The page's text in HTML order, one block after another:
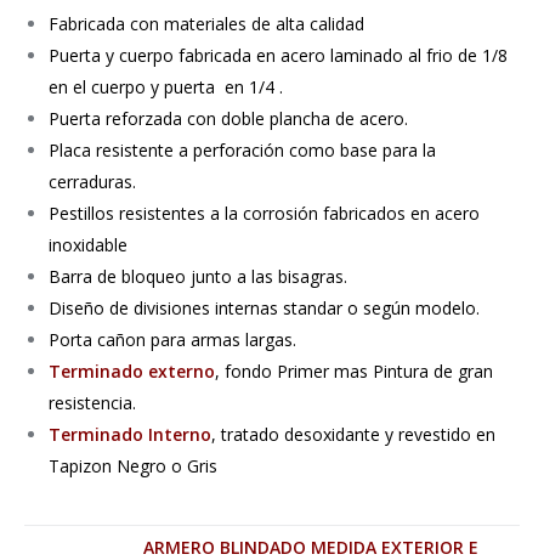
Fabricada con materiales de alta calidad
Puerta y cuerpo fabricada en acero laminado al frio de 1/8
en el cuerpo y puerta en 1/4 .
Puerta reforzada con doble plancha de acero.
Placa resistente a perforación como base para la
cerraduras.
Pestillos resistentes a la corrosión fabricados en acero
inoxidable
Barra de bloqueo junto a las bisagras.
Diseño de divisiones internas standar o según modelo.
Porta cañon para armas largas.
Terminado externo, fondo Primer mas Pintura de gran
resistencia.
Terminado Interno, tratado desoxidante y revestido en
Tapizon Negro o Gris
ARMERO BLINDADO MEDIDA EXTERIOR E